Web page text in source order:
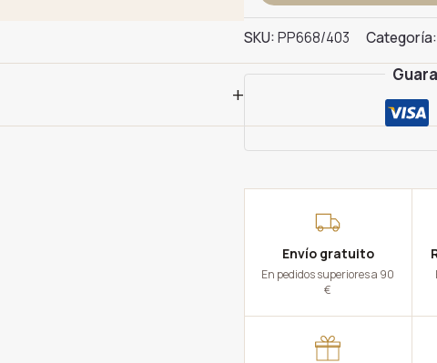
Oro
Rosa
Diamantes
SKU:PP668/403 Categoría:
Envío gratuito
En pedidos superiores a 90
€
+